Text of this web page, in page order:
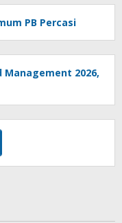
PB Percasi
Management 2026,